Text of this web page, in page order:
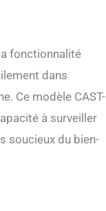
fonctionnalité
dans
Ce modèle CAST-
à surveiller
soucieux du bien-